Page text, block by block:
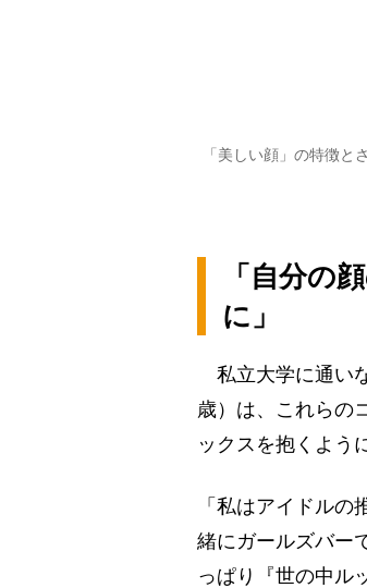
「美しい顔」の特徴と
「自分の
に」
私立大学に通い
歳）は、これらの
ックスを抱くよう
「私はアイドル
緒にガールズバー
っぱり『世の中ル